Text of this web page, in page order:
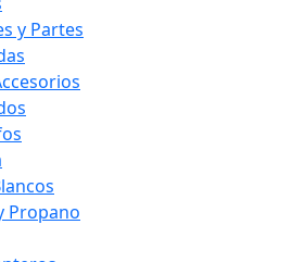
y Partes
Propano